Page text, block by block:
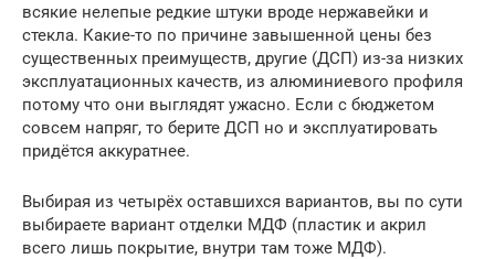
всякие нелепые редкие штуки вроде нержавейки и
стекла. Какие-то по причине завышенной цены без
существенных преимуществ, другие (ДСП) из-за низких
эксплуатационных качеств, из алюминиевого профиля
потому что они выглядят ужасно. Если с бюджетом
совсем напряг, то берите ДСП но и эксплуатировать
придётся аккуратнее.
Выбирая из четырёх оставшихся вариантов, вы по сути
выбираете вариант отделки МДФ (пластик и акрил
всего лишь покрытие, внутри там тоже МДФ).